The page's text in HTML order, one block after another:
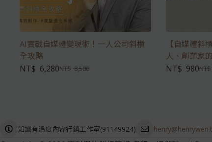
AI實戰自媒體變現術！一人公司斜槓
全攻略
NT$8,500
NT$ 6,280
【自媒體斜
人、創業家
NT$
NT$ 980
知識有溫度內容行銷工作室(91149924)